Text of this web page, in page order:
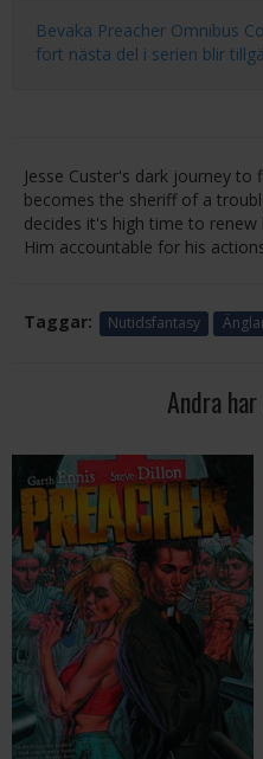
Bevaka Preacher Omnibus
fort nästa del i serien blir
Jesse Custer's dark journey to
becomes the sheriff of a
decides it's high time to
Him accountable for his
Taggar: Nutidsfantasy
Andra